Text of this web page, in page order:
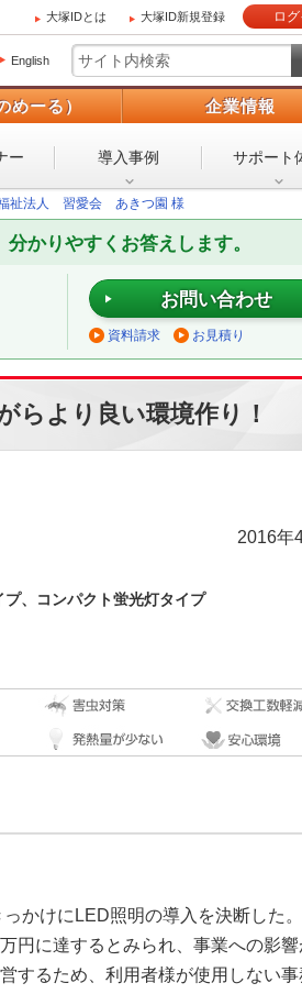
大塚IDとは 大塚ID新規登録 ロ
English
めーる） 企業情報
ー 導入事例 サポート
祉法人 習愛会 あきつ園 様
かりやすくお答えします。
お問い合わせ
資料請求 お見積り
らより良い環境作り！
2016年
、コンパクト蛍光灯タイプ
かけにLED照明の導入を決断した
円に達するとみられ、事業への影響
するため、利用者様が使用しない事